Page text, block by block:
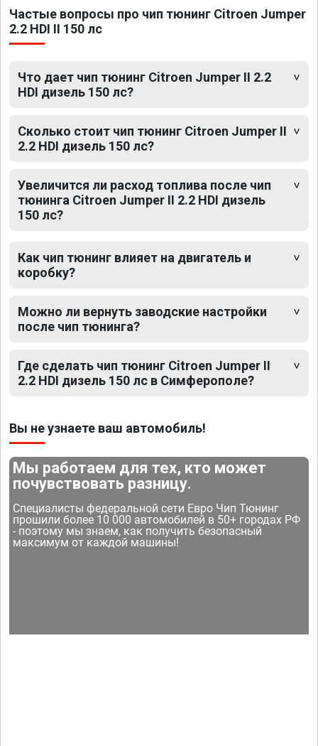
Частые вопросы про чип тюнинг Citroen Jumper
2.2 HDI II 150 лс
Что дает чип тюнинг Citroen Jumper II 2.2
HDI дизель 150 лс?
Сколько стоит чип тюнинг Citroen Jumper II
2.2 HDI дизель 150 лс?
Увеличится ли расход топлива после чип
тюнинга Citroen Jumper II 2.2 HDI дизель
150 лс?
Как чип тюнинг влияет на двигатель и
коробку?
Можно ли вернуть заводские настройки
после чип тюнинга?
Где сделать чип тюнинг Citroen Jumper II
2.2 HDI дизель 150 лс в Симферополе?
Вы не узнаете ваш автомобиль!
Мы работаем для тех, кто может
почувствовать разницу.
Специалисты федеральной сети Евро Чип Тюнинг
прошили более 10 000 автомобилей в 50+ городах РФ
- поэтому мы знаем, как получить безопасный
максимум от каждой машины!